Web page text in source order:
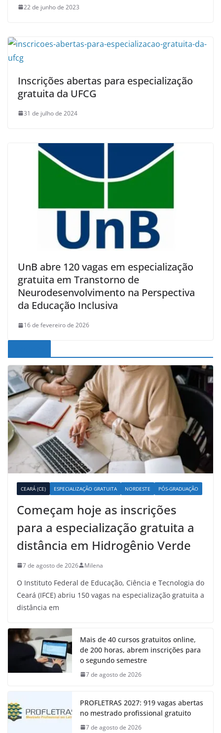
22 de junho de 2023
Inscrições abertas para especialização
gratuita da UFCG
31 de julho de 2024
UnB abre 120 vagas em especialização
gratuita em Transtorno de
Neurodesenvolvimento na Perspectiva
da Educação Inclusiva
16 de fevereiro de 2026
CEARÁ (CE) ESPECIALIZAÇÃO GRATUITA NORDESTE PÓS-GRADUAÇÃO
Começam hoje as inscrições
para a especialização gratuita a
distância em Hidrogênio Verde
7 de agosto de 2026 Milena
O Instituto Federal de Educação, Ciência e Tecnologia do
Ceará (IFCE) abriu 150 vagas na especialização gratuita a
distância em
Mais de 40 cursos gratuitos online,
de 200 horas, abrem inscrições para
o segundo semestre
7 de agosto de 2026
PROFLETRAS 2027: 919 vagas abertas
no mestrado profissional gratuito
7 de agosto de 2026